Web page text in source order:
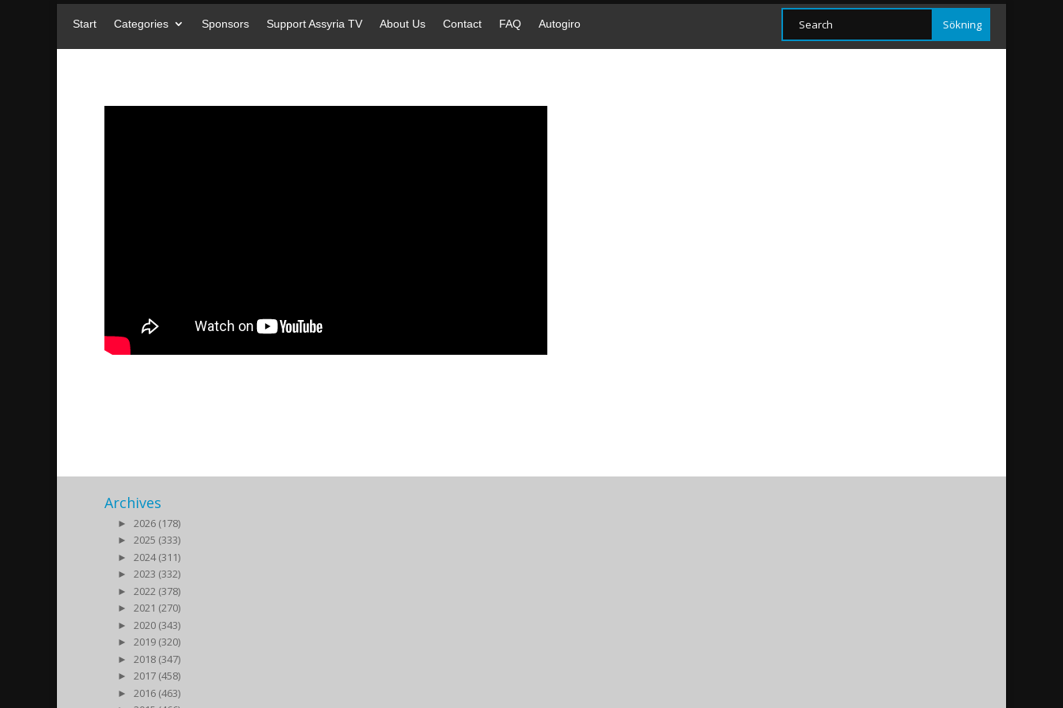
Start Categories Sponsors Support Assyria TV About Us Contact FAQ Autogiro
Archives
►
2026 (178)
►
2025 (333)
►
2024 (311)
►
2023 (332)
►
2022 (378)
►
2021 (270)
►
2020 (343)
►
2019 (320)
►
2018 (347)
►
2017 (458)
►
2016 (463)